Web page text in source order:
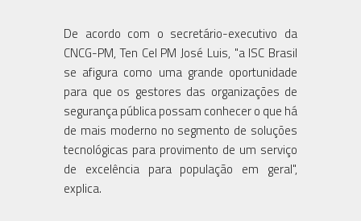
De acordo com o secretário-executivo da
CNCG-PM, Ten Cel PM José Luis, "a ISC Brasil
se afigura como uma grande oportunidade
para que os gestores das organizações de
segurança pública possam conhecer o que há
de mais moderno no segmento de soluções
tecnológicas para provimento de um serviço
de excelência para população em geral",
explica.